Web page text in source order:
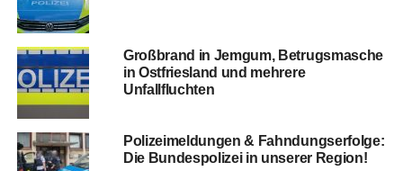
Groß­brand in Jem­gum, Betrugs­ma­sche
in Ost­fries­land und meh­re­re
Unfallfluchten
Poli­zei­mel­dun­gen & Fahn­dungs­er­fol­ge:
Die Bun­des­po­li­zei in unse­rer Region!